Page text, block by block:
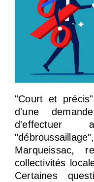
"Court et
d'une
d'effectuer
Marqueissac,
collectivités
Certaines